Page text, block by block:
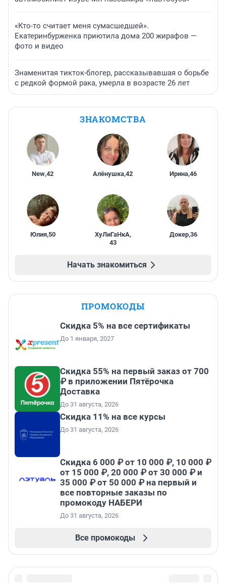
«Кто-то считает меня сумасшедшей».
Екатеринбурженка приютила дома 200 жирафов —
фото и видео
Знаменитая тикток-блогер, рассказывавшая о борьбе
с редкой формой рака, умерла в возрасте 26 лет
ЗНАКОМСТВА
New,42 Алёнушка,42 Ирина,46
Юлия,50 ХуЛиГаНкА,
43
Докер,36
Начать знакомиться
ПРОМОКОДЫ
Скидка 5% на все сертификаты
До 1 января, 2027
Скидка 55% на первый заказ от 700
₽ в приложении Пятёрочка
Доставка
До 31 августа, 2026
Скидка 11% на все курсы
До 31 августа, 2026
Скидка 6 000 ₽ от 10 000 ₽, 10 000 ₽
от 15 000 ₽, 20 000 ₽ от 30 000 ₽ и
35 000 ₽ от 50 000 ₽ на первый и
все повторные заказы по
промокоду НАБЕРИ
До 31 августа, 2026
Все промокоды